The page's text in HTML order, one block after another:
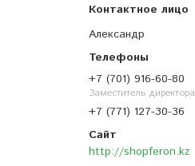
Александр
+7 (701) 916-60-80
Заместитель директора
+7 (771) 127-30-36
http://shopferon.kz